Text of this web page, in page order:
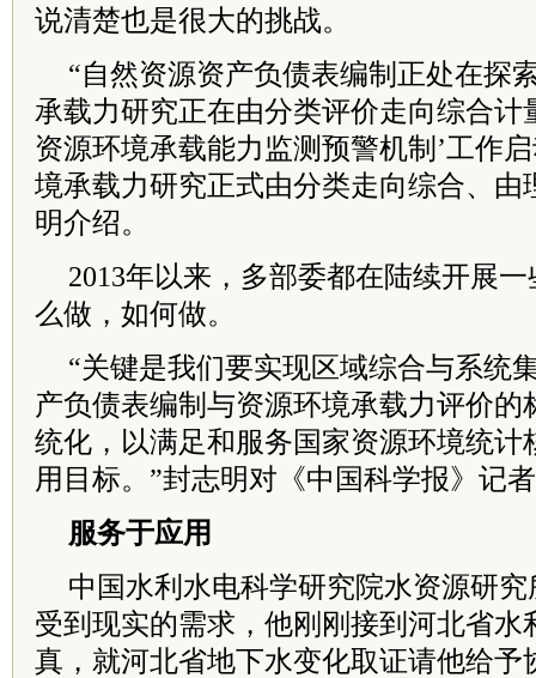
说清楚也是很大的挑战。
“自然资源资产负债表编制正处在探
承载力研究正在由分类评价走向综合计
资源环境承载能力监测预警机制’工作
境承载力研究正式由分类走向综合、由
明介绍。
2013年以来，多部委都在陆续开展
么做，如何做。
“关键是我们要实现区域综合与系统
产负债表编制与资源环境承载力评价的
统化，以满足和服务国家资源环境统计
用目标。”封志明对《中国科学报》记
服务于应用
中国水利水电科学研究院水资源研
受到现实的需求，他刚刚接到河北省水
真，就河北省地下水变化取证请他给予